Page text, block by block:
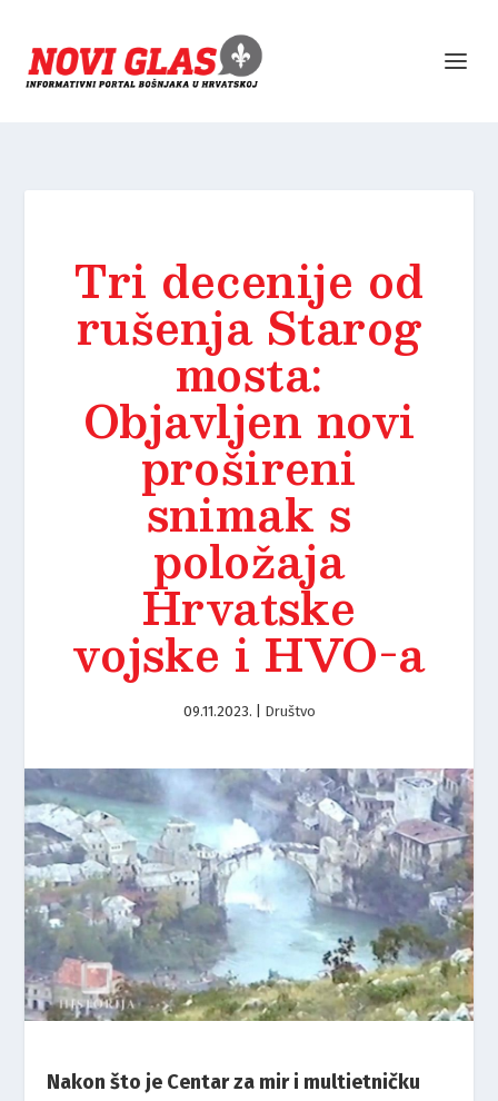
Tri decenije od
rušenja Starog
mosta:
Objavljen novi
prošireni
snimak s
položaja
Hrvatske
vojske i HVO-a
09.11.2023. Društvo
Nakon što je Centar za mir i multietničku